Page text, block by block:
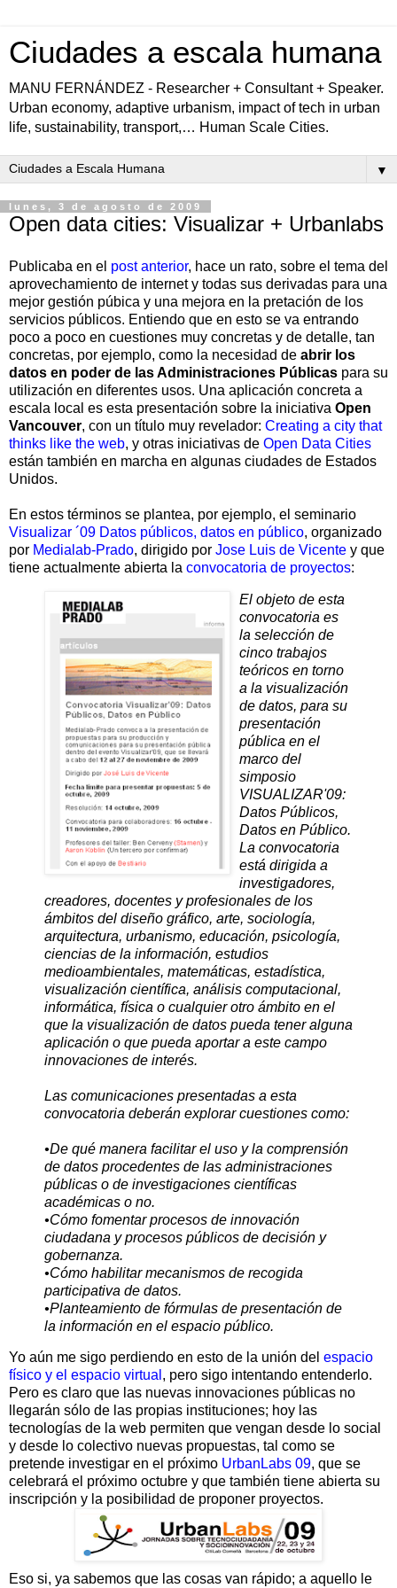
Ciudades a escala humana
MANU FERNÁNDEZ - Researcher + Consultant + Speaker.
Urban economy, adaptive urbanism, impact of tech in urban
life, sustainability, transport,… Human Scale Cities.
▼
lunes, 3 de agosto de 2009
Open data cities: Visualizar + Urbanlabs
Publicaba en el post anterior, hace un rato, sobre el tema del
aprovechamiento de internet y todas sus derivadas para una
mejor gestión púbica y una mejora en la pretación de los
servicios públicos. Entiendo que en esto se va entrando
poco a poco en cuestiones muy concretas y de detalle, tan
concretas, por ejemplo, como la necesidad de abrir los
datos en poder de las Administraciones Públicas para su
utilización en diferentes usos. Una aplicación concreta a
escala local es esta presentación sobre la iniciativa Open
Vancouver, con un título muy revelador: Creating a city that
thinks like the web, y otras iniciativas de Open Data Cities
están también en marcha en algunas ciudades de Estados
Unidos.
En estos términos se plantea, por ejemplo, el seminario
Visualizar ´09 Datos públicos, datos en público, organizado
por Medialab-Prado, dirigido por Jose Luis de Vicente y que
tiene actualmente abierta la convocatoria de proyectos:
El objeto de esta
convocatoria es
la selección de
cinco trabajos
teóricos en torno
a la visualización
de datos, para su
presentación
pública en el
marco del
simposio
VISUALIZAR'09:
Datos Públicos,
Datos en Público.
La convocatoria
está dirigida a
investigadores,
creadores, docentes y profesionales de los
ámbitos del diseño gráfico, arte, sociología,
arquitectura, urbanismo, educación, psicología,
ciencias de la información, estudios
medioambientales, matemáticas, estadística,
visualización científica, análisis computacional,
informática, física o cualquier otro ámbito en el
que la visualización de datos pueda tener alguna
aplicación o que pueda aportar a este campo
innovaciones de interés.
Las comunicaciones presentadas a esta
convocatoria deberán explorar cuestiones como:
•De qué manera facilitar el uso y la comprensión
de datos procedentes de las administraciones
públicas o de investigaciones científicas
académicas o no.
•Cómo fomentar procesos de innovación
ciudadana y procesos públicos de decisión y
gobernanza.
•Cómo habilitar mecanismos de recogida
participativa de datos.
•Planteamiento de fórmulas de presentación de
la información en el espacio público.
Yo aún me sigo perdiendo en esto de la unión del espacio
físico y el espacio virtual , pero sigo intentando entenderlo.
Pero es claro que las nuevas innovaciones públicas no
llegarán sólo de las propias instituciones; hoy las
tecnologías de la web permiten que vengan desde lo social
y desde lo colectivo nuevas propuestas, tal como se
pretende investigar en el próximo UrbanLabs 09, que se
celebrará el próximo octubre y que también tiene abierta su
inscripción y la posibilidad de proponer proyectos.
Eso si, ya sabemos que las cosas van rápido; a aquello le